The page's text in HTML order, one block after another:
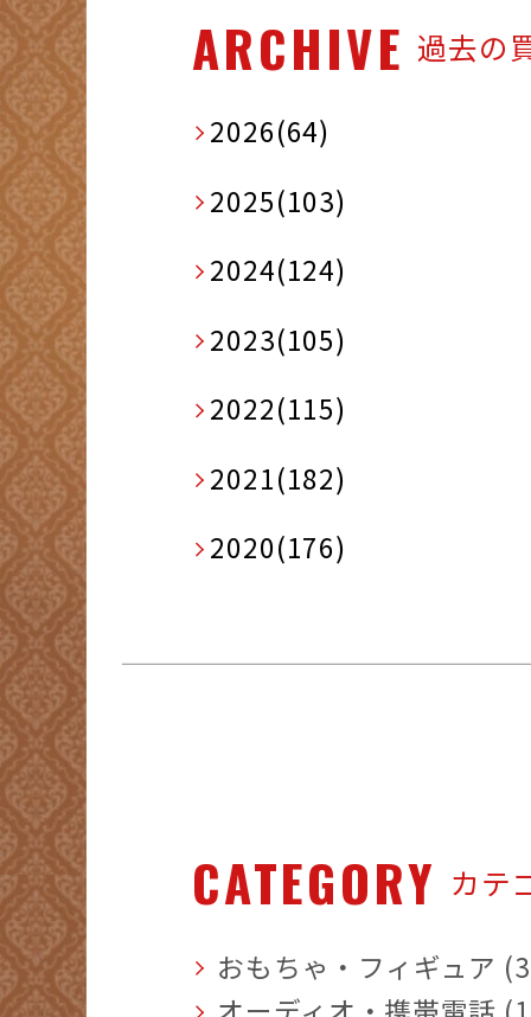
ARCHIVE 過去の
2026(64)
2025(103)
2024(124)
2023(105)
2022(115)
2021(182)
2020(176)
CATEGORY カテ
おもちゃ・フィギュア